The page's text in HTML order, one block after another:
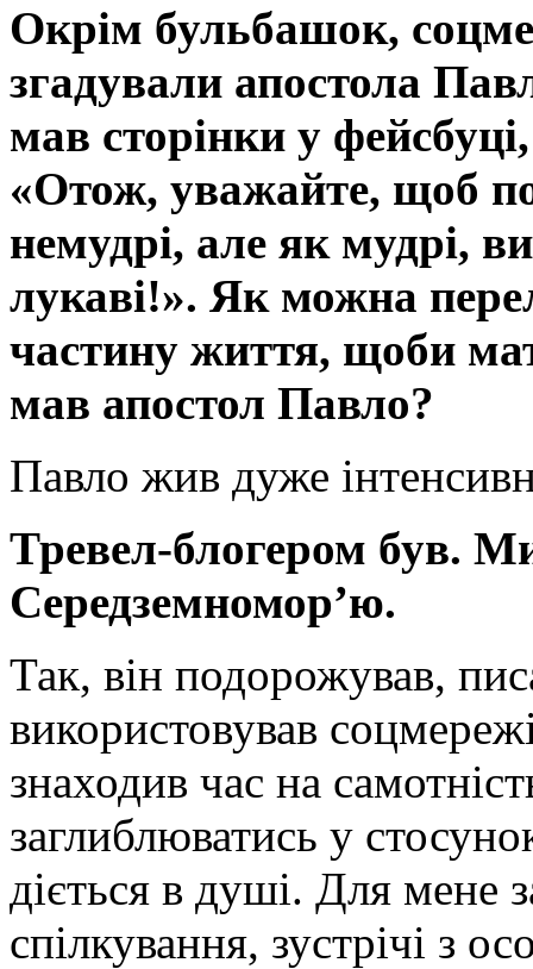
Окрім бульбашок,
згадували апостола
мав сторінки у
«Отож, уважайте, щоб
немудрі, але як мудрі,
лукаві!». Як можна
частину життя, щоби
мав апостол Павло?
Павло жив дуже
Тревел-блогером був.
Середземномор’ю.
Так, він подорожував,
використовував
знаходив час на
заглиблюватись у
діється в душі. Для мене
спілкування, зустрічі з